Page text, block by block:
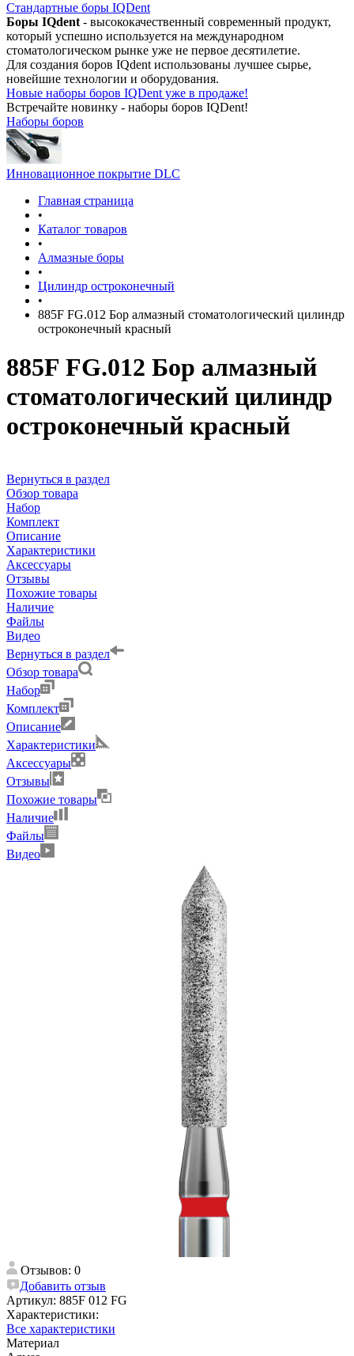
Стандартные боры IQDent
Боры IQdent - высококачественный современный продукт,
который успешно используется на международном
стоматологическом рынке уже не первое десятилетие.
Для создания боров IQdent использованы лучшее сырье,
новейшие технологии и оборудования.
Новые наборы боров IQDent уже в продаже!
Встречайте новинку - наборы боров IQDent!
Наборы боров
Инновационное покрытие DLC
Главная страница
•
Каталог товаров
•
Алмазные боры
•
Цилиндр остроконечный
•
885F FG.012 Бор алмазный стоматологический цилиндр
остроконечный красный
885F FG.012 Бор алмазный
стоматологический цилиндр
остроконечный красный
Вернуться в раздел
Обзор товара
Набор
Комплект
Описание
Характеристики
Аксессуары
Отзывы
Похожие товары
Наличие
Файлы
Видео
Вернуться в раздел
Обзор товара
Набор
Комплект
Описание
Характеристики
Аксессуары
Отзывы
Похожие товары
Наличие
Файлы
Видео
Отзывов: 0
Добавить отзыв
Артикул: 885F 012 FG
Характеристики:
Все характеристики
Материал